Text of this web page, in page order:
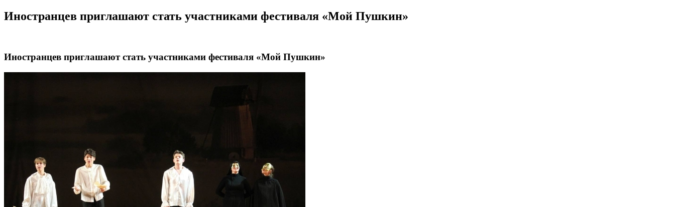
Иностранцев приглашают стать участниками фестиваля «Мой Пушкин»
Иностранцев приглашают стать участниками фестиваля «Мой Пушкин»